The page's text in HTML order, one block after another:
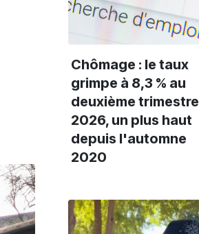
Chômage : le taux
grimpe à 8,3 % au
deuxième trimestre
2026, un plus haut
depuis l'automne
2020